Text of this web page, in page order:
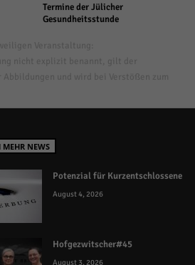
Termine der Jülicher
Gesundheitsstunde
MEHR NEWS
Potenzial für Kurzentschlossene
August 4, 2026
Hofgezwitscher#45
August 3, 2026